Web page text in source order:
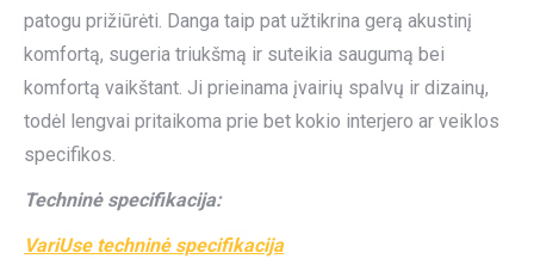
patogu prižiūrėti. Danga taip pat užtikrina gerą akustinį
komfortą, sugeria triukšmą ir suteikia saugumą bei
komfortą vaikštant. Ji prieinama įvairių spalvų ir dizainų,
todėl lengvai pritaikoma prie bet kokio interjero ar veiklos
specifikos.
Techninė specifikacija:
VariUse techninė specifikacija